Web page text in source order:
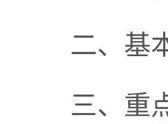
二、基
三、重